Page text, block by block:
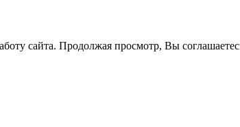
сайта. Продолжая просмотр, Вы